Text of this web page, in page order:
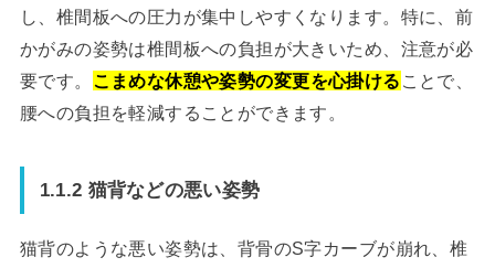
し、椎間板への圧力が集中しやすくなります。特に、前
かがみの姿勢は椎間板への負担が大きいため、注意が必
要です。 こまめな休憩や姿勢の変更を心掛ける ことで、
腰への負担を軽減することができます。
1.1.2 猫背などの悪い姿勢
猫背のような悪い姿勢は、背骨のS字カーブが崩れ、椎